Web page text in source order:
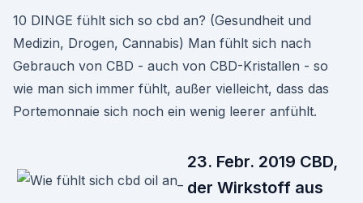
10 DINGE fühlt sich so cbd an? (Gesundheit und
Medizin, Drogen, Cannabis) Man fühlt sich nach
Gebrauch von CBD - auch von CBD-Kristallen - so
wie man sich immer fühlt, außer vielleicht, dass das
Portemonnaie sich noch ein wenig leerer anfühlt.
23. Febr. 2019 CBD,
der Wirkstoff aus